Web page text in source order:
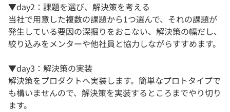
▼day2：課題を選び、解決策を考える
当社で用意した複数の課題から1つ選んで、それの課題が
発生している要因の深掘りをおこない、解決策の幅だし、
絞り込みをメンターや他社員と協力しながらすすめます。
▼day3：解決策の実装
解決策をプロダクトへ実装します。簡単なプロトタイプで
も構いませんので、解決策を実装するところまでやり切り
ます。